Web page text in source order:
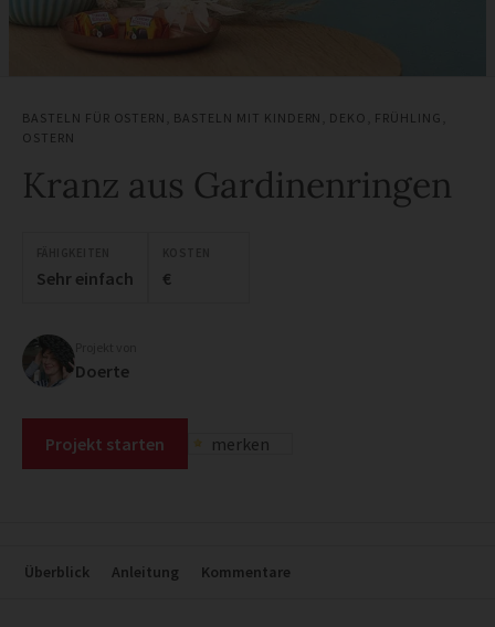
BASTELN FÜR OSTERN BASTELN MIT KINDERN DEKO FRÜHLING
OSTERN
Kranz aus Gardinenringen
Sehr einfach €
Doerte
Projekt starten merken
Überblick Anleitung Kommentare